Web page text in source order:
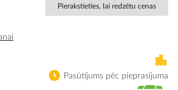
Pierakstieties, lai redzētu cenas
Pasūtījums pēc pieprasījuma